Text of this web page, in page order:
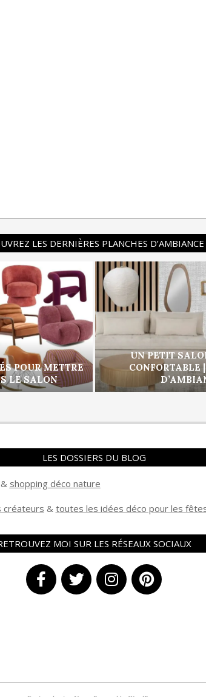
LES DERNIÈRES PLANCHES
POUR METTRE
LE SALON
UN PETIT
CONFORTABLE
LES DOSSIERS DU BLOG
& shopping déco nature
créateurs & toutes les idées déco pour les
MOI SUR LES RÉSEAUX SOCIAUX